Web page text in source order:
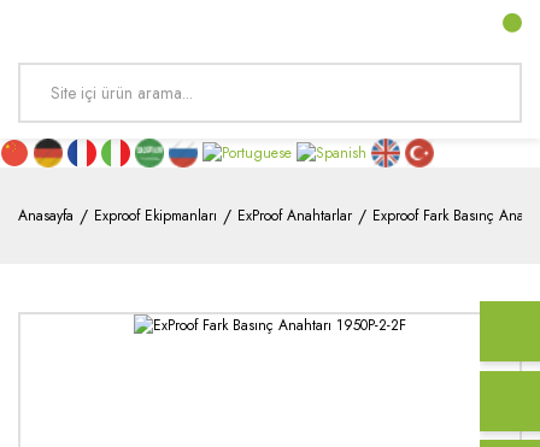
Anasayfa Exproof Ekipmanları ExProof Anahtarlar Exproof Fark Basınç